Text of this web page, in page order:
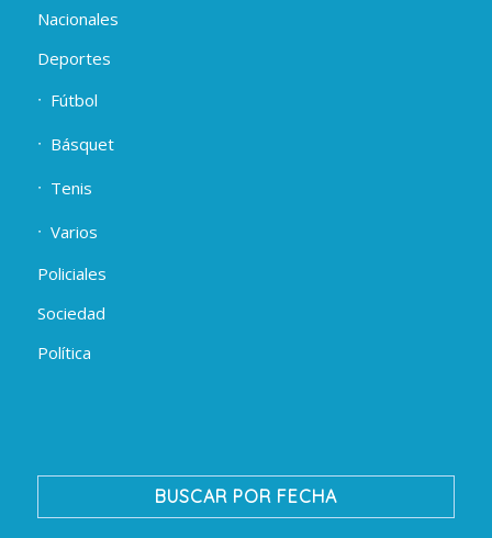
Nacionales
Deportes
Fútbol
Básquet
Tenis
Varios
Policiales
Sociedad
Política
BUSCAR POR FECHA